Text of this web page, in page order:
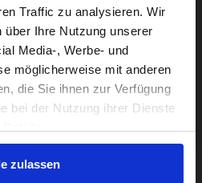
Traffic zu analysieren. Wir
über Ihre Nutzung unserer
Media-, Werbe- und
möglicherweise mit anderen
die Sie ihnen zur Verfügung
bei der Nutzung ihrer Dienste
zulassen
please visit our:
US website
stay here